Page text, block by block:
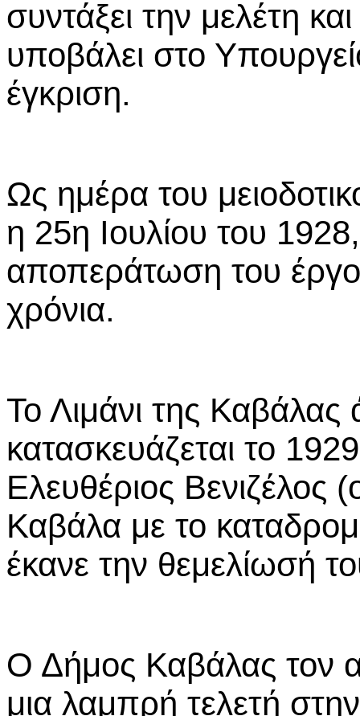
συντάξει την μελέτη
υποβάλει στο
έγκριση.
Ως ημέρα του
η 25η Ιουλίου του
αποπεράτωση του
χρόνια.
Το Λιμάνι της Καβάλας
κατασκευάζεται το
Ελευθέριος Βενιζέλος
Καβάλα με το
έκανε την θεμελίωσή
Ο Δήμος Καβάλας τον
μια λαμπρή τελετή